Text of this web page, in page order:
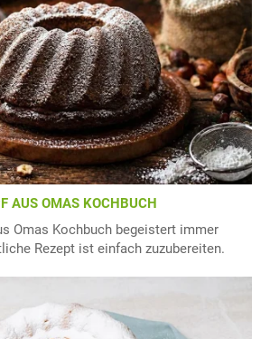
AUS OMAS KOCHBUCH
Omas Kochbuch begeistert immer
Rezept ist einfach zuzubereiten.